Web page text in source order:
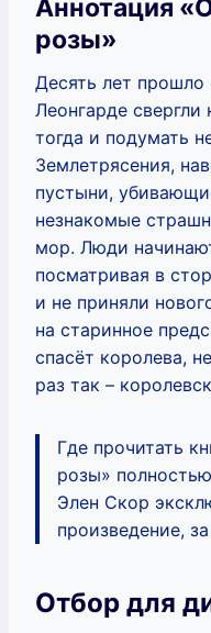
Аннотация
розы»
Десять лет прошло
Леонгарде
тогда и подумать
Землетрясения,
пустыни,
незнакомые
мор. Люди
посматривая в
и не приняли
на старинное
спасёт королева,
раз так –
Где прочитать
розы»
Элен Скор
произведение,
Отбор для